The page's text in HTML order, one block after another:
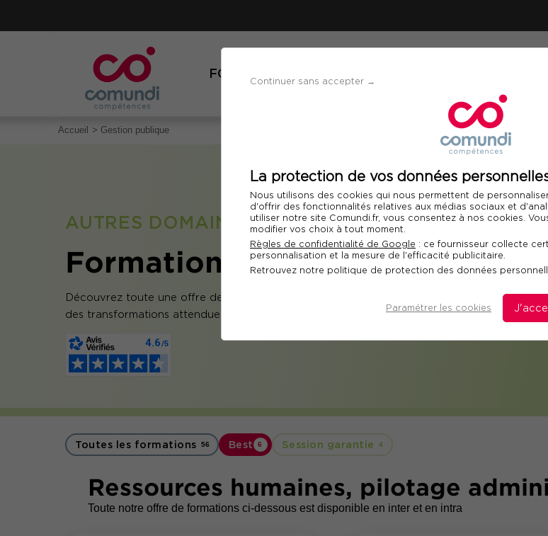
Continuer sans accepter →
La protection de vos données
Nous utilisons des cookies qui nous permettent de
d'offrir des fonctionnalités relatives aux médias sociaux et
utiliser notre site Comundi.fr, vous consentez à nos cookies.
modifier vos choix à tout moment.
Règles de confidentialité de Google : ce fournisseur collecte
personnalisation et la mesure de l'efficacité publicitaire.
Retrouvez notre politique de protection des données
Paramétrer les cookies
FORMATIONS
Accueil Gestion publique
AUTRES DOMAINES
Formation Gestion publique
Découvrez toute une offre de formations afin d’accompagner les acteurs publics dans la
des transformations attendues dans le cadre de la modernisation de la fonction publique.
Toutes les formations 56 Best 6 Session garantie 4
Ressources humaines, pilotage
Toute notre offre de formations ci-dessous est disponible en inter et en intra